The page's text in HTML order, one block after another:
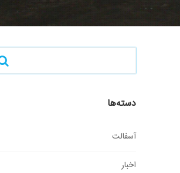
دسته‌ها
آسفالت
اخبار